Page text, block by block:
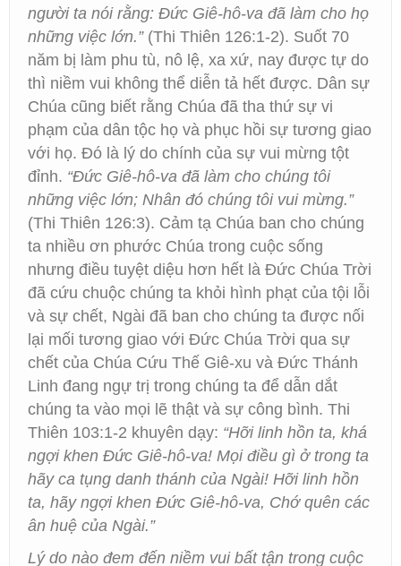
người ta nói rằng: Đức Giê-hô-va đã làm cho họ
những việc lớn.” (Thi Thiên 126:1-2). Suốt 70
năm bị làm phu tù, nô lệ, xa xứ, nay được tự do
thì niềm vui không thể diễn tả hết được. Dân sự
Chúa cũng biết rằng Chúa đã tha thứ sự vi
phạm của dân tộc họ và phục hồi sự tương giao
với họ. Đó là lý do chính của sự vui mừng tột
đỉnh. “Đức Giê-hô-va đã làm cho chúng tôi
những việc lớn; Nhân đó chúng tôi vui mừng.”
(Thi Thiên 126:3). Cảm tạ Chúa ban cho chúng
ta nhiều ơn phước Chúa trong cuộc sống
nhưng điều tuyệt diệu hơn hết là Đức Chúa Trời
đã cứu chuộc chúng ta khỏi hình phạt của tội lỗi
và sự chết, Ngài đã ban cho chúng ta được nối
lại mối tương giao với Đức Chúa Trời qua sự
chết của Chúa Cứu Thế Giê-xu và Đức Thánh
Linh đang ngự trị trong chúng ta để dẫn dắt
chúng ta vào mọi lẽ thật và sự công bình. Thi
Thiên 103:1-2 khuyên dạy: “Hỡi linh hồn ta, khá
ngợi khen Đức Giê-hô-va! Mọi điều gì ở trong ta
hãy ca tụng danh thánh của Ngài! Hỡi linh hồn
ta, hãy ngợi khen Đức Giê-hô-va, Chớ quên các
ân huệ của Ngài.”
Lý do nào đem đến niềm vui bất tận trong cuộc